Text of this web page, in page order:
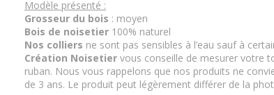
Modèle présenté :
Grosseur du bois : moyen
Bois de noisetier 100% naturel
Nos colliers ne sont pas sensibles à l’eau sauf à
Création Noisetier vous conseille de mesurer votre
ruban. Nous vous rappelons que nos produits ne
de 3 ans. Le produit peut légèrement différer de la